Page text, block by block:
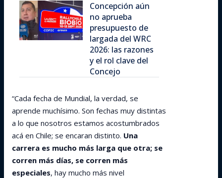
Concepción aún
no aprueba
presupuesto de
largada del WRC
2026: las razones
y el rol clave del
Concejo
“Cada fecha de Mundial, la verdad, se
aprende muchísimo. Son fechas muy distintas
a lo que nosotros estamos acostumbrados
acá en Chile; se encaran distinto. Una
carrera es mucho más larga que otra; se
corren más días, se corren más
especiales, hay mucho más nivel